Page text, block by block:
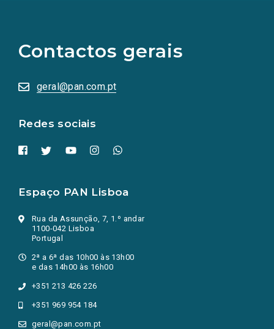
Contactos gerais
geral@pan.com.pt
Redes sociais
redes
sociais
numa
nova
Espaço PAN Lisboa
Rua da Assunção, 7, 1.º andar
1100-042 Lisboa
Portugal
2ª a 6ª das 10h00 às 13h00
e das 14h00 às 16h00
+351 213 426 226
+351 969 954 184
geral@pan.com.pt